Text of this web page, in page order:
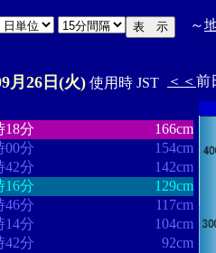
～
月26日(火) 使用時 JST ＜＜ 前
18分
166cm
00分
154cm
42分
142cm
16分
129cm
46分
117cm
14分
104cm
42分
92cm